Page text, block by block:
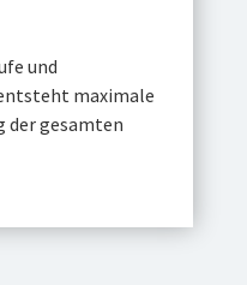
und
maximale
der gesamten